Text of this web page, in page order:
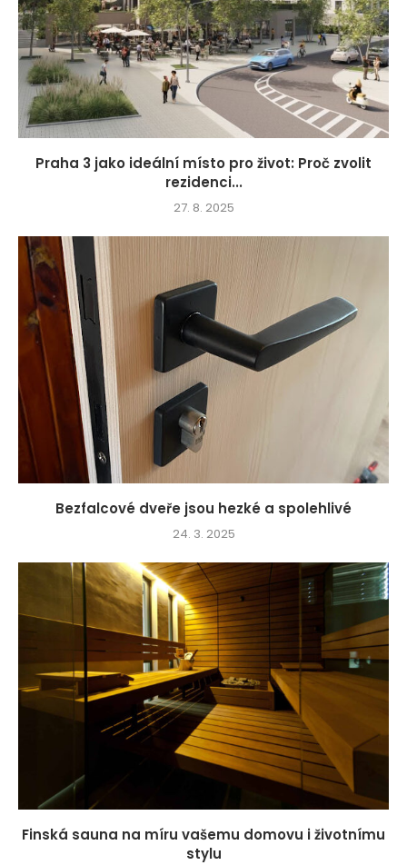
Praha 3 jako ideální místo pro život: Proč zvolit
rezidenci...
27. 8. 2025
Bezfalcové dveře jsou hezké a spolehlivé
24. 3. 2025
Finská sauna na míru vašemu domovu i životnímu
stylu